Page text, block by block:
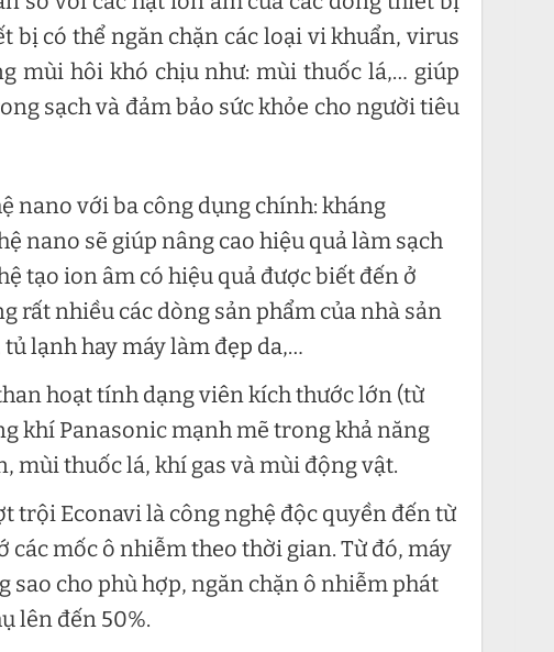
bị có thể ngăn chặn các loại vi khuẩn, virus
mùi hôi khó chịu như: mùi thuốc lá,… giúp
sạch và đảm bảo sức khỏe cho người tiêu
nano với ba công dụng chính: kháng
nano sẽ giúp nâng cao hiệu quả làm sạch
tạo ion âm có hiệu quả được biết đến ở
rất nhiều các dòng sản phẩm của nhà sản
lạnh hay máy làm đẹp da,…
hoạt tính dạng viên kích thước lớn (từ
khí Panasonic mạnh mẽ trong khả năng
mùi thuốc lá, khí gas và mùi động vật.
trội Econavi là công nghệ độc quyền đến từ
các mốc ô nhiễm theo thời gian. Từ đó, máy
sao cho phù hợp, ngăn chặn ô nhiễm phát
lên đến 50%.